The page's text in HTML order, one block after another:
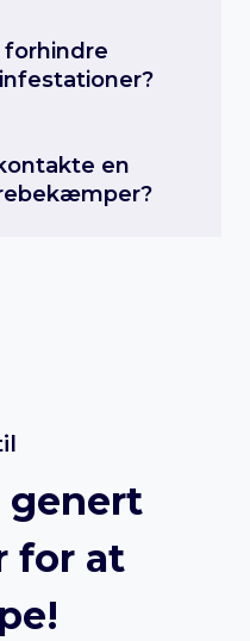
forhindre
en
for at